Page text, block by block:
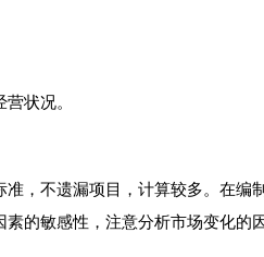
状况。
，不遗漏项目，计算较多。在编
的敏感性，注意分析市场变化的